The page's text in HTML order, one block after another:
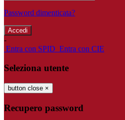
Password dimenticata?
-
Entra con SPID Entra con CIE
Seleziona utente
button close ×
Recupero password